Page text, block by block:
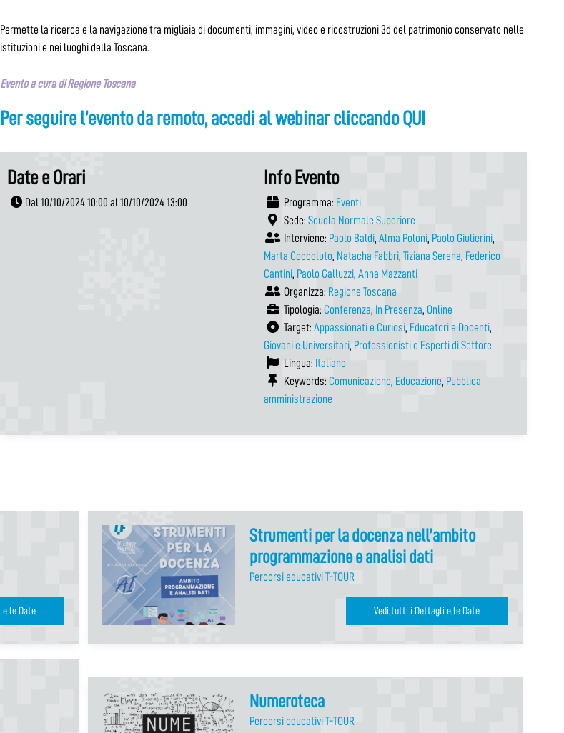
Permette la ricerca e la navigazione tra migliaia di documenti, immagini, video e ricostruzioni 3d del patrimonio conservato nelle
istituzioni e nei luoghi della Toscana.
Evento a cura di Regione Toscana
Per seguire l’evento da remoto, accedi al webinar cliccando QUI
Date e Orari
Dal 10/10/2024 10:00 al 10/10/2024 13:00
Info Evento
Programma: Eventi
Sede: Scuola Normale Superiore
Interviene: Paolo Baldi, Alma Poloni, Paolo Giulierini,
Marta Coccoluto, Natacha Fabbri, Tiziana Serena, Federico
Cantini, Paolo Galluzzi, Anna Mazzanti
Organizza: Regione Toscana
Tipologia: Conferenza, In Presenza, Online
Target: Appassionati e Curiosi, Educatori e Docenti,
Giovani e Universitari, Professionisti e Esperti di Settore
Lingua: Italiano
Keywords: Comunicazione, Educazione, Pubblica
amministrazione
Vedi tutti i Dettagli e le Date
Strumenti per la docenza nell’ambito
programmazione e analisi dati
Percorsi educativi T-TOUR
Vedi tutti i Dettagli e le Date
Numeroteca
Percorsi educativi T-TOUR